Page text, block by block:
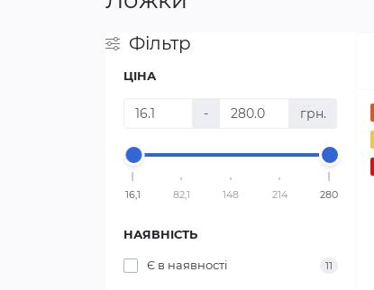
Фільтр
ЦІНА
- грн.
16,1 82,1 148 214 280
НАЯВНІСТЬ
Є в наявності 11